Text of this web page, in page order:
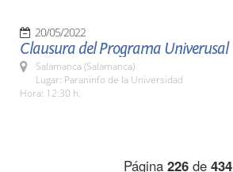
20/05/2022
Clausura del Programa Univerusal
Salamanca (Salamanca)
Lugar: Paraninfo de la Universidad
Hora: 12:30 h.
Página 226de 434